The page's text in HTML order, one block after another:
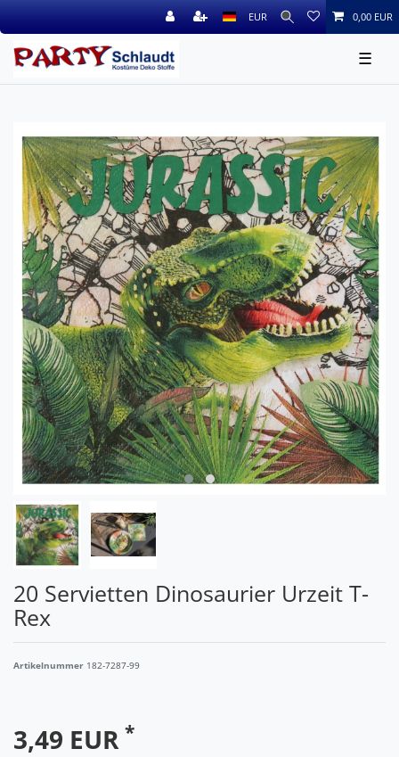
EUR 0,00 EUR
☰
20 Servietten Dinosaurier Urzeit T-
Rex
Artikelnummer 182-7287-99
3,49 EUR *